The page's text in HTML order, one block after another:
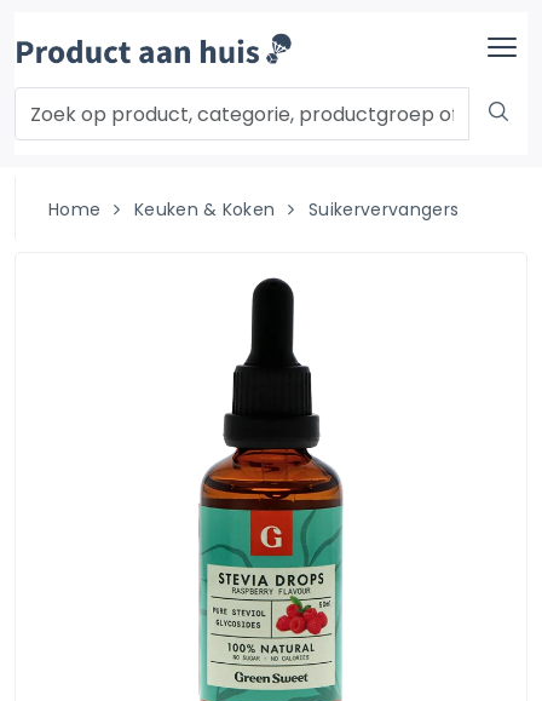
Home Keuken & Koken Suikervervangers